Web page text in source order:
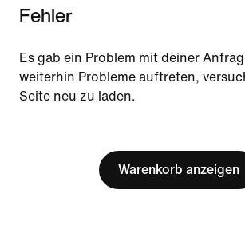
Update your location?
Luxemburg
Fehler
Es gab ein Problem mit deiner
weiterhin Probleme auftreten,
Seite neu zu laden.
Warenkorb anzeigen
© 2026Nike, Inc. Alle Rechte vorbehalten
Nutzungsbedingungen
Verkaufsbedingungen
Impressum